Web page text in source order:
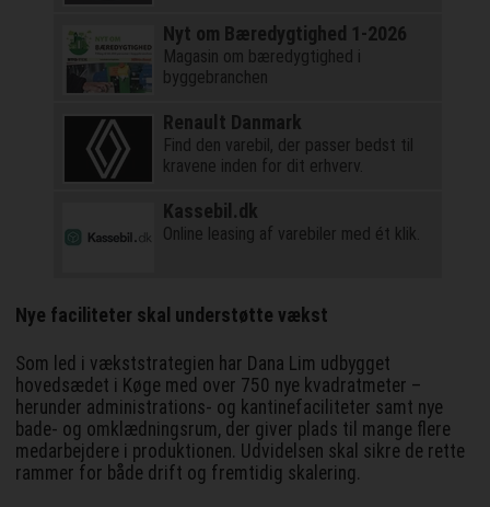
Nyt om Bæredygtighed 1-2026
Magasin om bæredygtighed i
byggebranchen
Renault Danmark
Find den varebil, der passer bedst til
kravene inden for dit erhverv.
Kassebil.dk
Online leasing af varebiler med ét klik.
Nye faciliteter skal understøtte vækst
Som led i vækststrategien har Dana Lim udbygget
hovedsædet i Køge med over 750 nye kvadratmeter –
herunder administrations- og kantinefaciliteter samt nye
bade- og omklædningsrum, der giver plads til mange flere
medarbejdere i produktionen. Udvidelsen skal sikre de rette
rammer for både drift og fremtidig skalering.